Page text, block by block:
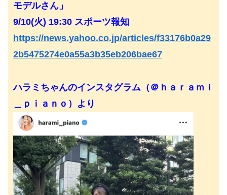
モデルさん」
9/10(火) 19:30 スポーツ報知
https://news.yahoo.co.jp/articles/f33176b0a29
2b5475274e0a55a3b35eb206bae67
ハラミちゃんのインスタグラム（＠ｈａｒａｍｉ
＿ｐｉａｎｏ）より